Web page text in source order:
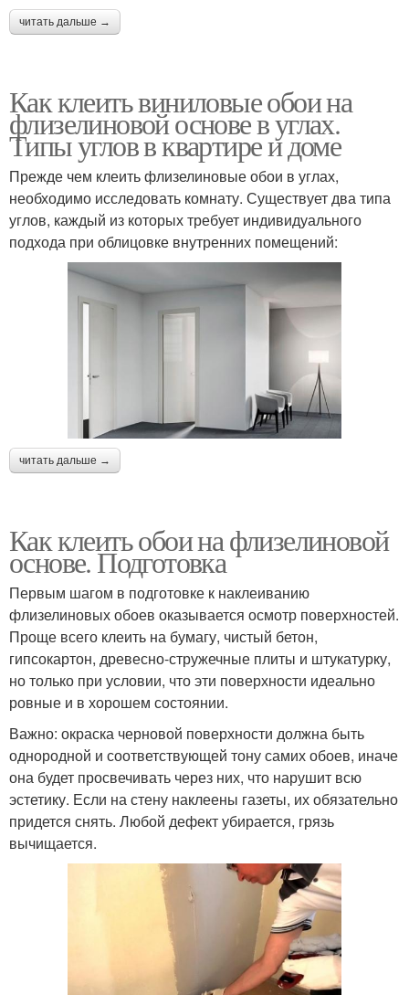
читать дальше →
Как клеить виниловые обои на
флизелиновой основе в углах.
Типы углов в квартире и доме
Прежде чем клеить флизелиновые обои в углах,
необходимо исследовать комнату. Существует два типа
углов, каждый из которых требует индивидуального
подхода при облицовке внутренних помещений:
читать дальше →
Как клеить обои на флизелиновой
основе. Подготовка
Первым шагом в подготовке к наклеиванию
флизелиновых обоев оказывается осмотр поверхностей.
Проще всего клеить на бумагу, чистый бетон,
гипсокартон, древесно-стружечные плиты и штукатурку,
но только при условии, что эти поверхности идеально
ровные и в хорошем состоянии.
Важно: окраска черновой поверхности должна быть
однородной и соответствующей тону самих обоев, иначе
она будет просвечивать через них, что нарушит всю
эстетику. Если на стену наклеены газеты, их обязательно
придется снять. Любой дефект убирается, грязь
вычищается.